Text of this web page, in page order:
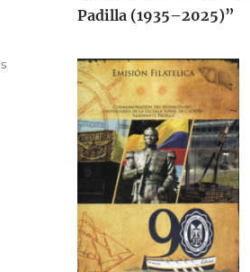
Padilla (1935–2025)”